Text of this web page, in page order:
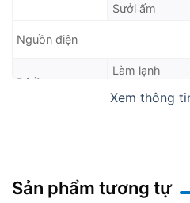
Sưởi ấm
Nguồn điện
Độ ồn
Làm lạnh
Sưởi ấm
Chiều cao
Xem thông
Sản phẩm tương tự